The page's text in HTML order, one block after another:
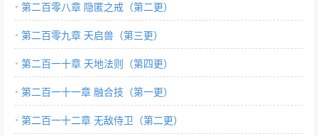
第二百零八章 隐匿之戒（第二更）
第二百零九章 天启兽（第三更）
第二百一十章 天地法则（第四更）
第二百一十一章 融合技（第一更）
第二百一十二章 无敌侍卫（第二更）